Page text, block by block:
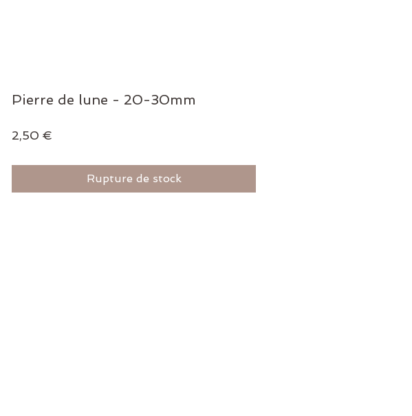
Pierre de lune - 20-30mm
2,50 €
Rupture de stock